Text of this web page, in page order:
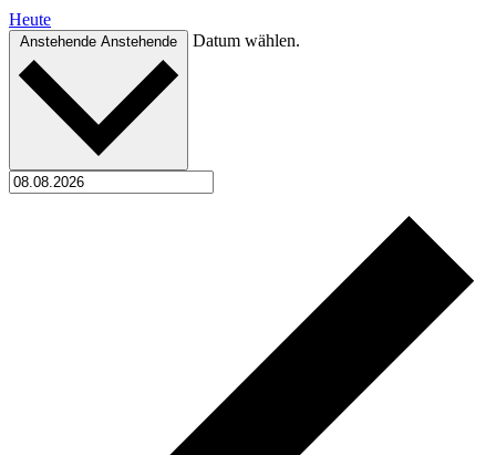
Heute
Anstehende Anstehende Datum wählen.